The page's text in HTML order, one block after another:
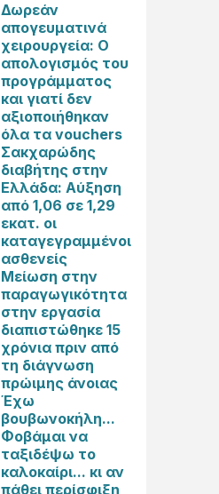
Δωρεάν
απογευματινά
χειρουργεία: Ο
απολογισμός του
προγράμματος
και γιατί δεν
αξιοποιήθηκαν
όλα τα vouchers
Σακχαρώδης
διαβήτης στην
Ελλάδα: Αύξηση
από 1,06 σε 1,29
εκατ. οι
καταγεγραμμένοι
ασθενείς
Μείωση στην
παραγωγικότητα
στην εργασία
διαπιστώθηκε 15
χρόνια πριν από
τη διάγνωση
πρώιμης άνοιας
Έχω
βουβωνοκήλη...
Φοβάμαι να
ταξιδέψω το
καλοκαίρι... κι αν
πάθει περίσφιξη